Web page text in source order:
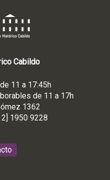
Cabildo
11 a 17:45h
de 11 a 17h
1362
1950 9228